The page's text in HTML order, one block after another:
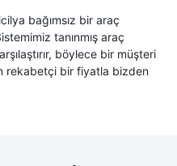
bağımsız bir araç
tanınmış araç
böylece bir müşteri
rekabetçi bir fiyatla bizden